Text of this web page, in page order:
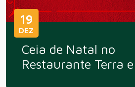
19
DEZ
Ceia de Natal no
Restaurante Terra